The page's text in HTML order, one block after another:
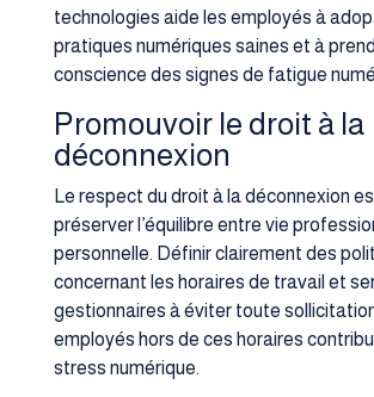
technologies aide les employés à
pratiques numériques saines et à
conscience des signes de fatigue
Promouvoir le droit à la
déconnexion
Le respect du droit à la déconnexion
préserver l’équilibre entre vie
personnelle. Définir clairement des
concernant les horaires de travail et
gestionnaires à éviter toute
employés hors de ces horaires
stress numérique.